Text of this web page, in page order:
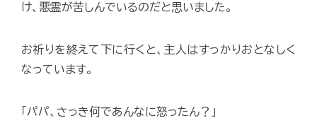
け、悪霊が苦しんでいるのだと思いました。
お祈りを終えて下に行くと、主人はすっかりおとなしく
なっています。
「パパ、さっき何であんなに怒ったん？」